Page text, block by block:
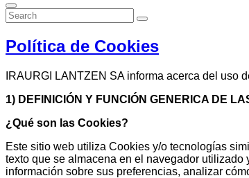
Política de Cookies
IRAURGI LANTZEN SA informa acerca del uso
1) DEFINICIÓN Y FUNCIÓN GENERICA DE
¿Qué son las Cookies?
Este sitio web utiliza Cookies y/o tecnologías
texto que se almacena en el navegador
información sobre sus preferencias, analizar